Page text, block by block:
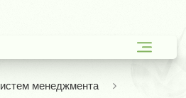
менеджмента